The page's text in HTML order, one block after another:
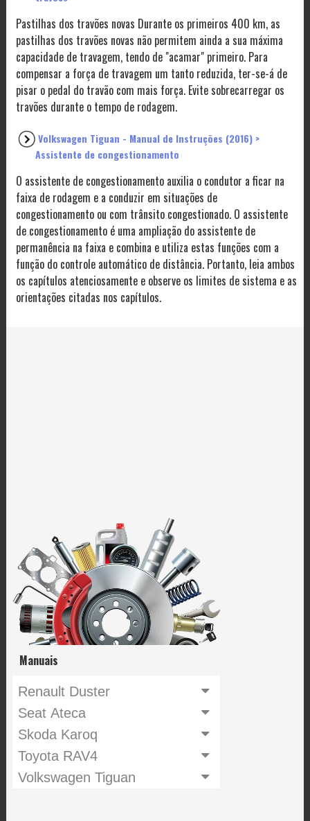
Pastilhas dos travões novas Durante os primeiros 400 km, as
pastilhas dos travões novas não permitem ainda a sua máxima
capacidade de travagem, tendo de "acamar" primeiro. Para
compensar a força de travagem um tanto reduzida, ter-se-á de
pisar o pedal do travão com mais força. Evite sobrecarregar os
travões durante o tempo de rodagem.
Volkswagen Tiguan - Manual de Instruções (2016) >
Assistente de congestionamento
O assistente de congestionamento auxilia o condutor a ficar na
faixa de rodagem e a conduzir em situações de
congestionamento ou com trânsito congestionado. O assistente
de congestionamento é uma ampliação do assistente de
permanência na faixa e combina e utiliza estas funções com a
função do controle automático de distância. Portanto, leia ambos
os capítulos atenciosamente e observe os limites de sistema e as
orientações citadas nos capítulos.
Manuais
Renault Duster
Seat Ateca
Skoda Karoq
Toyota RAV4
Volkswagen Tiguan